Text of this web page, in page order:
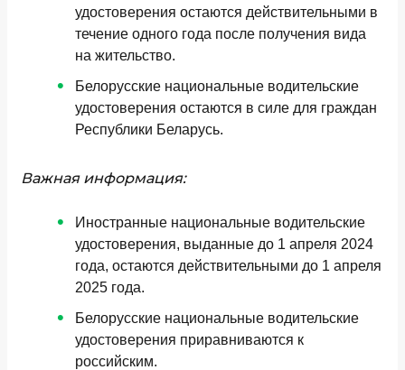
удостоверения остаются действительными в
течение одного года после получения вида
на жительство.
Белорусские национальные водительские
удостоверения остаются в силе для граждан
Республики Беларусь.
Важная информация:
Иностранные национальные водительские
удостоверения, выданные до 1 апреля 2024
года, остаются действительными до 1 апреля
2025 года.
Белорусские национальные водительские
удостоверения приравниваются к
российским.